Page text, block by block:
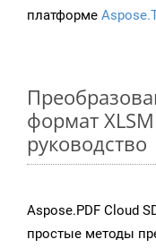
платформе
формат
руководство
Aspose.PDF Cloud
простые методы